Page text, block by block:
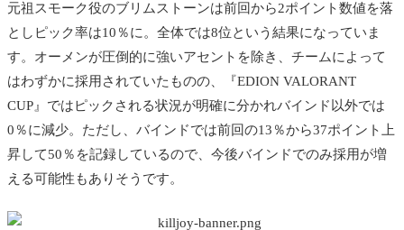
元祖スモーク役のブリムストーンは前回から2ポイント数値を落
としピック率は10％に。全体では8位という結果になっていま
す。オーメンが圧倒的に強いアセントを除き、チームによって
はわずかに採用されていたものの、
『EDION VALORANT
CUP』ではピックされる状況が明確に分かれバインド以外では
0％に減少。ただし、バインドでは前回の13％から37ポイント上
昇して50％を記録しているので、今後バインドでのみ採用が増
える可能性もありそうです。